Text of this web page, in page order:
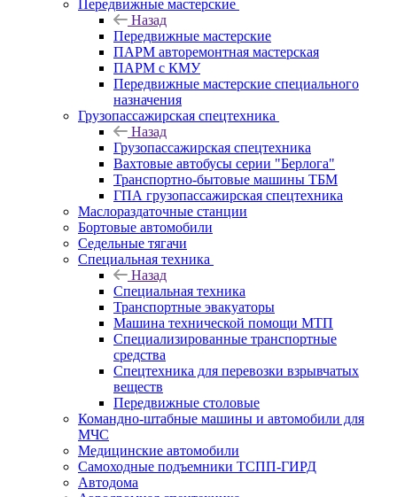
Передвижные мастерские
Назад
Передвижные мастерские
ПАРМ авторемонтная мастерская
ПАРМ с КМУ
Передвижные мастерские специального
назначения
Грузопассажирская спецтехника
Назад
Грузопассажирская спецтехника
Вахтовые автобусы серии "Берлога"
Транспортно-бытовые машины ТБМ
ГПА грузопассажирская спецтехника
Маслораздаточные станции
Бортовые автомобили
Седельные тягачи
Специальная техника
Назад
Специальная техника
Транспортные эвакуаторы
Машина технической помощи МТП
Специализированные транспортные
средства
Спецтехника для перевозки взрывчатых
веществ
Передвижные столовые
Командно-штабные машины и автомобили для
МЧС
Медицинские автомобили
Самоходные подъемники ТСПП-ГИРД
Автодома